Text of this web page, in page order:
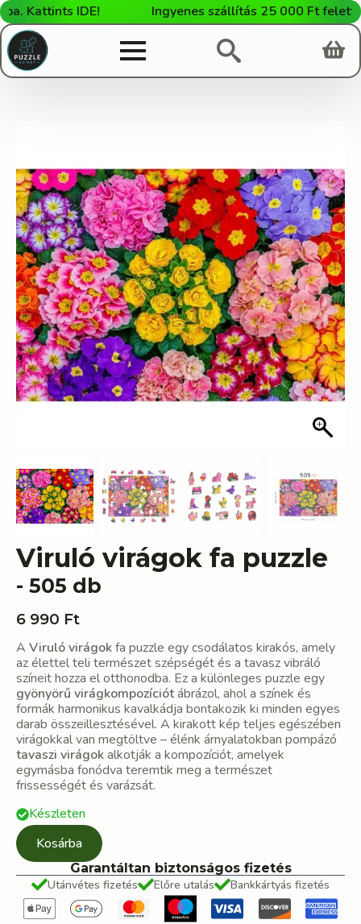
IDE! Ingyenes szállítás 25 000 Ft feletti
Viruló virágok fa puzzle
- 505 db
6 990 Ft
A Viruló virágokfa puzzle egy csodálatos kirakós, amely
az élettel teli természet szépségét és a tavasz vibráló
színeit hozza el otthonodba. Ez a különleges puzzle egy
gyönyörű virágkompozíciótábrázol, ahol a színek és
formák harmonikus kavalkádja bontakozik ki minden egyes
darab összeillesztésével. A kirakott kép teljes egészében
virágokkal van megtöltve – élénk árnyalatokban pompázó
tavaszi virágokalkotják a kompozíciót, amelyek
egymásba fonódva teremtik meg a természet
frissességét és varázsát.
Készleten
Kosárba
Garantáltan biztonságos fizetés
Utánvétes fizetés
Előre utalás Bankkártyás fizetés